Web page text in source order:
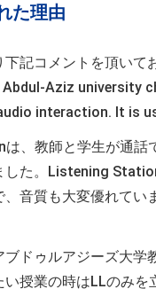
た理由
記コメントを頂いて
Abdul-Aziz
interaction. It is
、教師と学生が通
した。Listening
音質も大変優れてい
ドゥルアジーズ大学
授業の時はLLのみ